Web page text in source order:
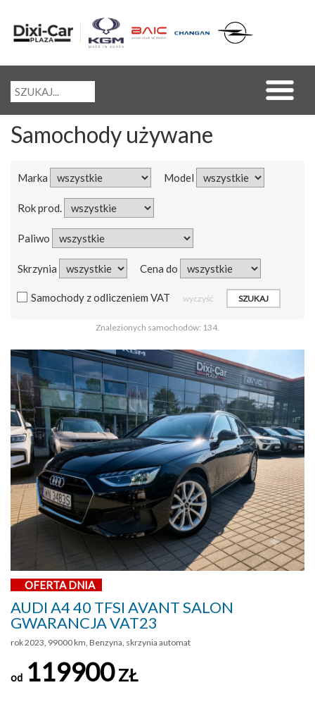
Samochody używane
Marka Model
Rok prod.
Paliwo
Skrzynia Cena do
Samochody z odliczeniem VAT wyczyść
Znalezionych samochodów: 134.
OFERTA DNIA
AUDI A4 40 TFSI AVANT SALON
GWARANCJA VAT23
rok 2023, 99000 km, Benzyna, skrzynia automat
od 119900ZŁ